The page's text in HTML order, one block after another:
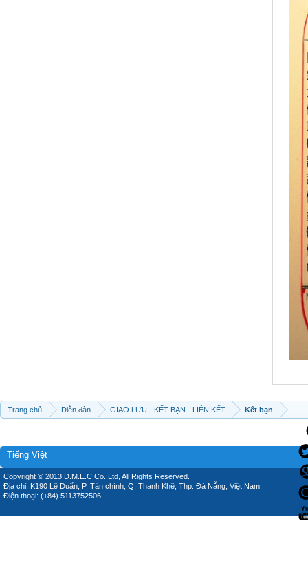
Trang chủ Diễn đàn GIAO LƯU - KẾT BẠN - LIÊN KẾT Kết bạn
Tiếng Việt
Copyright © 2013 D.M.E.C Co.,Ltd, All Rights Reserved.
Địa chỉ: K190 Lê Duẩn, P. Tân chính, Q. Thanh Khê, Thp. Đà Nẵng, Việt Nam.
Điện thoại: (+84) 5113752506